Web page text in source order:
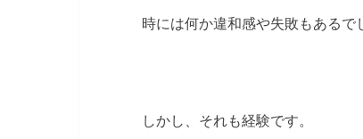
時には何か違和感や失敗もあるで
しかし、それも経験です。